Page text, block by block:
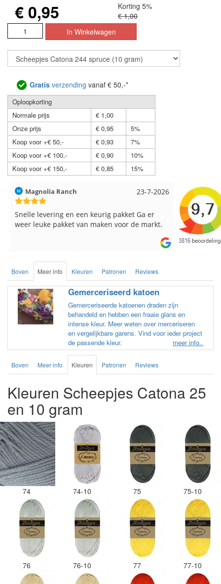
€ 0,95
Korting 5%
€ 1,00
Gratis verzending vanaf € 50,-*
Oploopkorting
Normale prijs
€ 1,00
Onze prijs
€ 0,95
5%
Koop voor +€ 50,-
€ 0,93
7%
Koop voor +€ 100,-
€ 0,90
10%
Koop voor +€ 150,-
€ 0,85 15%
17-7-2026
Hilde uit Loyers
Reeds meerdere keren breigaren en
breinaalden besteld, altijd heel tevreden over
Loes uit
Snelle
Boven Meer info Kleuren Patronen Reviews
Gemerceriseerd katoen
Gemerceriseerde katoenen draden zijn
behandeld en hebben een fraaie glans en
intense kleur. Meer weten over merceriseren
en vergelijkbare garens. Vind voor ieder project
de passende kleur.
meer info..
Boven Meer info Kleuren Patronen Reviews
Kleuren Scheepjes Catona 25
en 10 gram
74 74-10 75 75-10
76 76-10 77 77-10